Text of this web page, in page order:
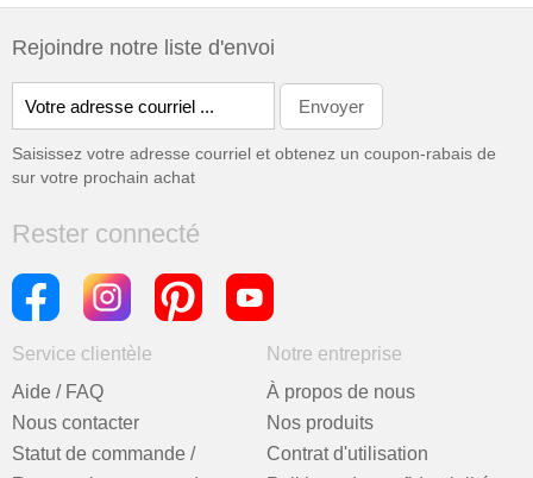
Rejoindre notre liste d'envoi
Saisissez votre adresse courriel et obtenez un coupon-rabais de
sur votre prochain achat
Rester connecté
Service clientèle
Aide / FAQ
Nous contacter
Statut de commande /
Notre entreprise
À propos de nous
Nos produits
Contrat d'utilisation